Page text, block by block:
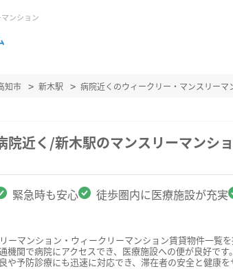
ンション
知市 新木駅 病院近くのウィークリー・マンスリーマ
院近く/新木駅のマンスリーマンシ
緊急時も安心 徒歩圏内に医療施設が充実
ーマンション・ウィークリーマンション賃貸物件一覧
機関で病院にアクセスでき、医療施設への便が良好で
や予防診療にも迅速に対応でき、滞在者の安全と健康を